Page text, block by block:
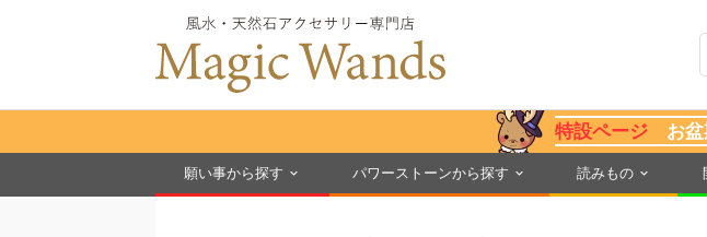
特設ページ お盆
願い事から探す パワーストーンから探す 読みもの